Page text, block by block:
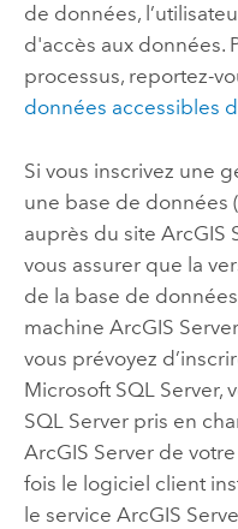
de données,
d'accès aux données.
processus, reportez-
données accessibles
Si vous inscrivez une
une base de données
auprès du site ArcGIS
vous assurer que la
de la base de
machine ArcGIS Server
vous prévoyez
Microsoft SQL Server,
SQL Serverpris en
ArcGIS Serverde votre
fois le logiciel client
le service ArcGIS